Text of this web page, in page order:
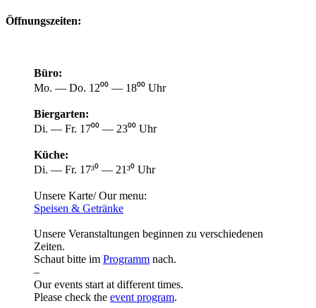
Öffnungszeiten:
Büro:
Mo. — Do. 12⁰⁰ — 18⁰⁰ Uhr
Biergarten:
Di. — Fr. 17⁰⁰ — 23⁰⁰ Uhr
Küche:
Di. — Fr. 17³⁰ — 21³⁰ Uhr
Unsere Karte/ Our menu:
Speisen & Getränke
Unsere Veranstaltungen beginnen zu verschiedenen
Zeiten.
Schaut bitte im Programm nach.
–
Our events start at different times.
Please check the event program.